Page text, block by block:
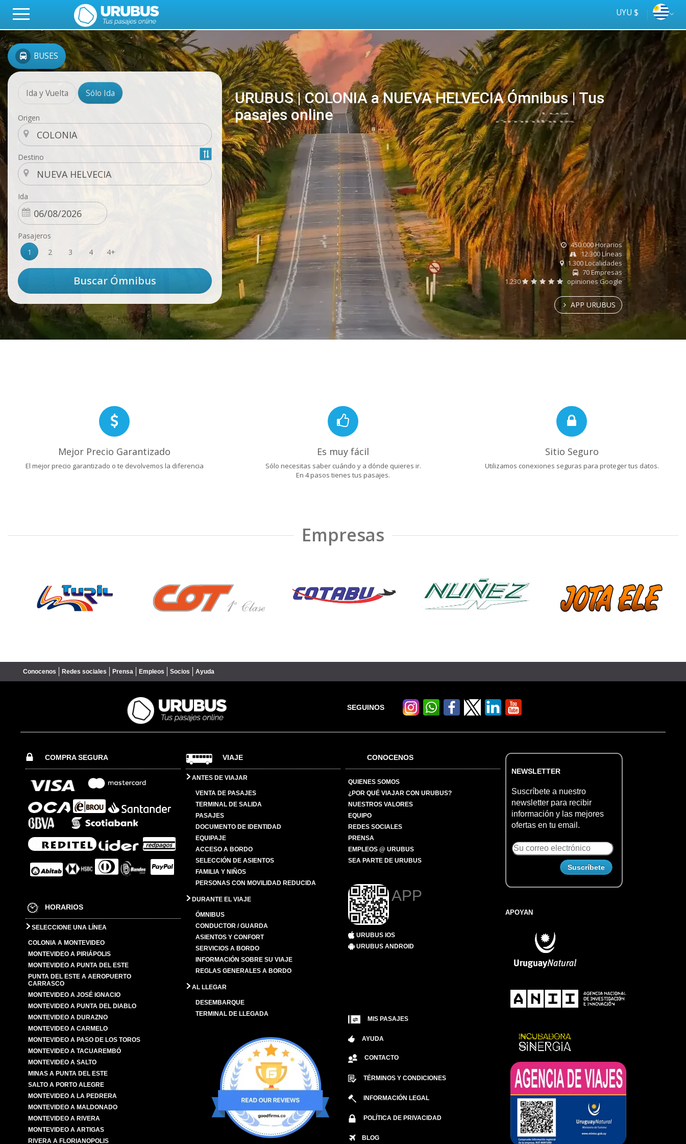
UYU $
BUSES
Ida y Vuelta Sólo Ida
Origen
Destino
Ida
Pasajeros
1
2 3 4 4+
URUBUS | COLONIA a NUEVA HELVECIA Ómnibus | Tus
pasajes online
online
Tus
ómnibus
450.000 Horarios
12.300 Líneas
1.300 Localidades
70 Empresas
1.230
opiniones Google
APP URUBUS
Mejor Precio Garantizado
El mejor precio garantizado o te devolvemos la diferencia
Es muy fácil
Sólo necesitas saber cuándo y a dónde quieres ir.
En 4 pasos tienes tus pasajes.
Sitio Seguro
Utilizamos conexiones seguras para proteger tus datos.
Empresas
Conocenos Redes sociales Prensa Empleos Socios Ayuda
SEGUINOS
COMPRA SEGURA
HORARIOS
SELECCIONE UNA LÍNEA
COLONIA A MONTEVIDEO
MONTEVIDEO A PIRIÁPOLIS
MONTEVIDEO A PUNTA DEL ESTE
PUNTA DEL ESTE A AEROPUERTO
CARRASCO
MONTEVIDEO A JOSÉ IGNACIO
MONTEVIDEO A PUNTA DEL DIABLO
MONTEVIDEO A DURAZNO
MONTEVIDEO A CARMELO
MONTEVIDEO A PASO DE LOS TOROS
MONTEVIDEO A TACUAREMBÓ
MONTEVIDEO A SALTO
MINAS A PUNTA DEL ESTE
SALTO A PORTO ALEGRE
MONTEVIDEO A LA PEDRERA
MONTEVIDEO A MALDONADO
MONTEVIDEO A RIVERA
MONTEVIDEO A ARTIGAS
RIVERA A FLORIANOPOLIS
VIAJE
ANTES DE VIAJAR
VENTA DE PASAJES
TERMINAL DE SALIDA
PASAJES
DOCUMENTO DE IDENTIDAD
EQUIPAJE
ACCESO A BORDO
SELECCIÓN DE ASIENTOS
FAMILIA Y NIÑOS
PERSONAS CON MOVILIDAD REDUCIDA
DURANTE EL VIAJE
ÓMNIBUS
CONDUCTOR / GUARDA
ASIENTOS Y CONFORT
SERVICIOS A BORDO
INFORMACIÓN SOBRE SU VIAJE
REGLAS GENERALES A BORDO
AL LLEGAR
DESEMBARQUE
TERMINAL DE LLEGADA
CONOCENOS
QUIENES SOMOS
¿POR QUÉ VIAJAR CON URUBUS?
NUESTROS VALORES
EQUIPO
REDES SOCIALES
PRENSA
EMPLEOS @ URUBUS
SEA PARTE DE URUBUS
APP
URUBUS IOS
URUBUS ANDROID
MIS PASAJES
AYUDA
CONTACTO
TÉRMINOS Y CONDICIONES
INFORMACIÓN LEGAL
POLÍTICA DE PRIVACIDAD
BLOG
NEWSLETTER
Suscríbete a nuestro
newsletter para recibir
información y las mejores
ofertas en tu email.
APOYAN